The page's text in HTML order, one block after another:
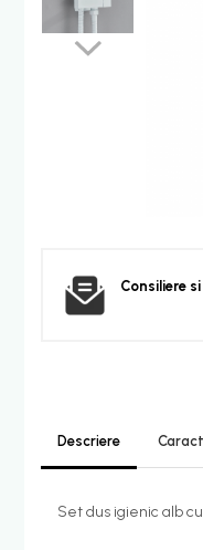
Baterie salon
Baterii bideu
Dispensere sapun
Corpuri Iluminat
Calorifere electrice
Consiliere
Descriere
Set dus igienic alb